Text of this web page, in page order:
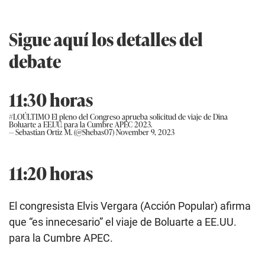
Sigue aquí los detalles del
debate
11:30 horas
#LOÚLTIMOEl pleno del Congreso aprueba solicitud de viaje de Dina
Boluarte a EE.UU. para la Cumbre APEC 2023.
— Sebastian Ortiz M. (@Shebas07)November 9, 2023
11:20 horas
El congresista Elvis Vergara (Acción Popular) afirma
que “es innecesario” el viaje de Boluarte a EE.UU.
para la Cumbre APEC.